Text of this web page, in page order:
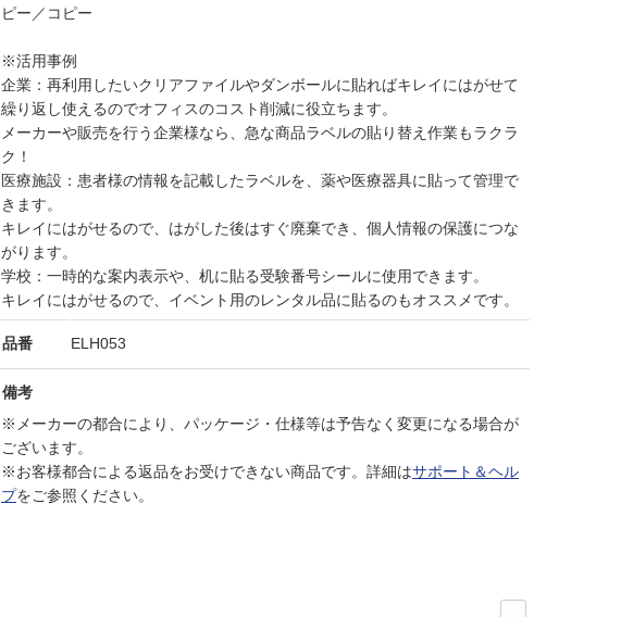
ピー／コピー
※活用事例
企業：再利用したいクリアファイルやダンボールに貼ればキレイにはがせて
繰り返し使えるのでオフィスのコスト削減に役立ちます。
メーカーや販売を行う企業様なら、急な商品ラベルの貼り替え作業もラクラ
ク！
医療施設：患者様の情報を記載したラベルを、薬や医療器具に貼って管理で
きます。
キレイにはがせるので、はがした後はすぐ廃棄でき、個人情報の保護につな
がります。
学校：一時的な案内表示や、机に貼る受験番号シールに使用できます。
キレイにはがせるので、イベント用のレンタル品に貼るのもオススメです。
品番 ELH053
備考
※メーカーの都合により、パッケージ・仕様等は予告なく変更になる場合が
ございます。
※お客様都合による返品をお受けできない商品です。詳細はサポート＆ヘル
プをご参照ください。